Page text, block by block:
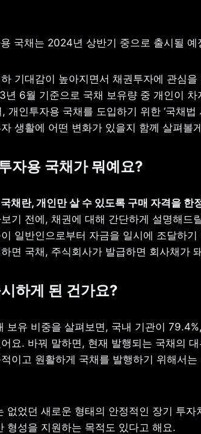
국채는 2024년 상반기 중으로 출시될 예
기대감이 높아지면서 채권투자에 관심
년 6월 기준으로 국채 보유량 중 개인이 차
개인투자용 국채를 도입하기 위한 ‘국채법
생활에 어떤 변화가 있을지 함께 살펴볼
자용 국채가 뭐예요?
기 전에, 채권에 대해 간단하게 설명해드
일반인으로부터 자금을 일시에 조달하
면 국채, 주식회사가 발급하면 회사채가
하게 된 건가요?
보유 비중을 살펴보면, 국내 기관이
요. 바꿔 말하면, 현재 발행되는 국채의
이고 원활하게 국채를 발행하기 위해서
없었던 새로운 형태의 안정적인 장기 투
형성을 지원하는 목적도 있다고 해요.